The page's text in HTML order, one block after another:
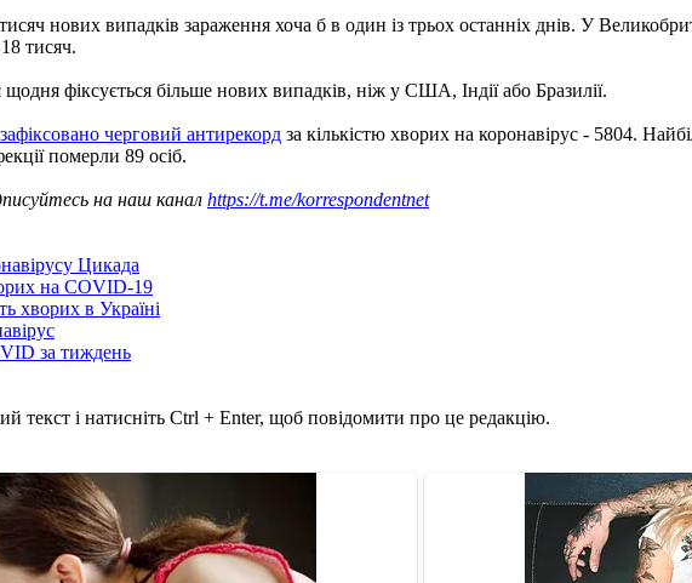
нових випадків зараження хоча б в один із трьох останніх днів. У
тисяч.
фіксується більше нових випадків, ніж у США, Індії або Бразилії.
черговий антирекорд за кількістю хворих на коронавірус - 5804.
померли 89 осіб.
на наш канал https://t.me/korrespondentnet
Цикада
на COVID-19
хворих в Україні
за тиждень
текст і натисніть Ctrl + Enter, щоб повідомити про це редакцію.